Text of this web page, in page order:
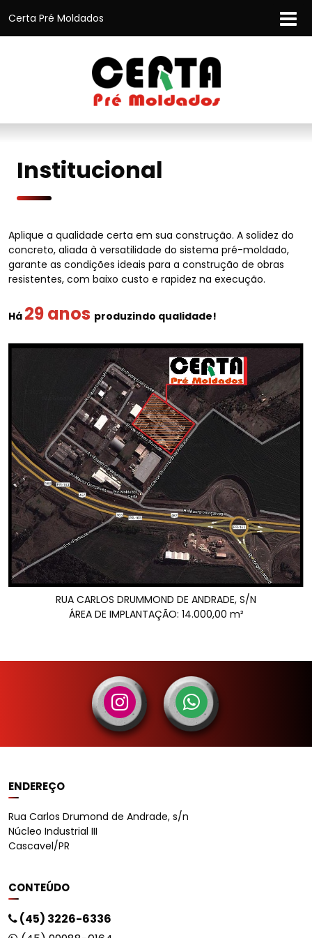
Certa Pré Moldados
Institucional
Aplique a qualidade certa em sua construção. A solidez do
concreto, aliada à versatilidade do sistema pré-moldado,
garante as condições ideais para a construção de obras
resistentes, com baixo custo e rapidez na execução.
Há 29 anos produzindo qualidade!
RUA CARLOS DRUMMOND DE ANDRADE, S/N
ÁREA DE IMPLANTAÇÃO: 14.000,00 m²
ENDEREÇO
Rua Carlos Drumond de Andrade, s/n
Núcleo Industrial III
Cascavel/PR
CONTEÚDO
(45) 3226-6336